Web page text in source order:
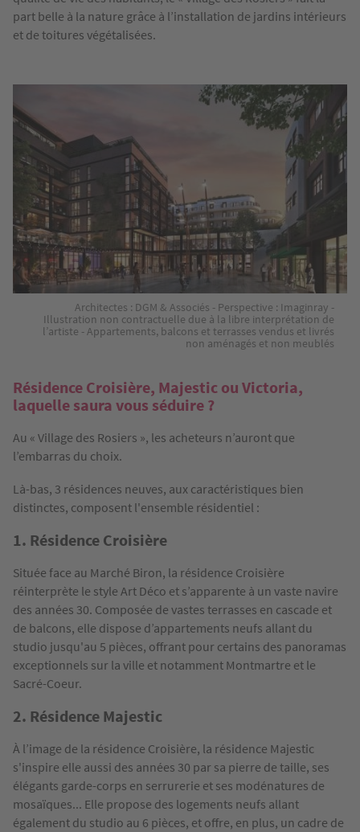
part belle à la nature grâce à l’installation de jardins intérieurs
et de toitures végétalisées.
Architectes : DGM & Associés - Perspective : Imaginray -
Illustration non contractuelle due à la libre interprétation de
l’artiste - Appartements, balcons et terrasses vendus et livrés
non aménagés et non meublés
Résidence Croisière, Majestic ou Victoria,
laquelle saura vous séduire ?
Au « Village des Rosiers », les acheteurs n’auront que
l’embarras du choix.
Là-bas, 3 résidences neuves, aux caractéristiques bien
distinctes, composent l'ensemble résidentiel :
1. Résidence Croisière
Située face au Marché Biron, la résidence Croisière
réinterprète le style Art Déco et s’apparente à un vaste navire
des années 30. Composée de vastes terrasses en cascade et
de balcons, elle dispose d’appartements neufs allant du
studio jusqu'au 5 pièces, offrant pour certains des panoramas
exceptionnels sur la ville et notamment Montmartre et le
Sacré-Coeur.
2. Résidence Majestic
À l’image de la résidence Croisière, la résidence Majestic
s'inspire elle aussi des années 30 par sa pierre de taille, ses
élégants garde-corps en serrurerie et ses modénatures de
mosaïques... Elle propose des logements neufs allant
également du studio au 6 pièces, et offre, en plus, un cadre de